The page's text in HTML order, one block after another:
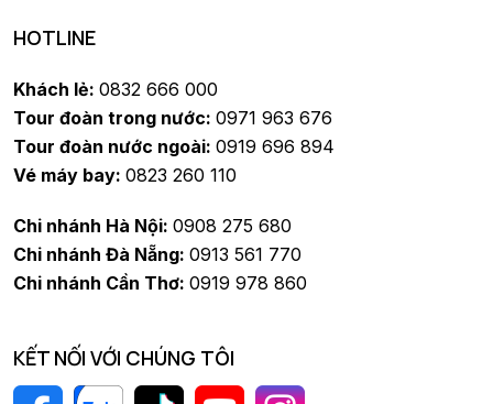
HOTLINE
Khách lẻ: 0832 666 000
Tour đoàn trong nước: 0971 963 676
Tour đoàn nước ngoài: 0919 696 894
Vé máy bay: 0823 260 110
Chi nhánh Hà Nội: 0908 275 680
Chi nhánh Đà Nẵng: 0913 561 770
Chi nhánh Cần Thơ: 0919 978 860
KẾT NỐI VỚI CHÚNG TÔI